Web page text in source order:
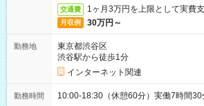
交通費 1ヶ月3万円を上限として実費
月収例 30万円～
勤務地
東京都渋谷区
渋谷駅から徒歩1分
インターネット関連
勤務時間 10:00-18:30（休憩60分）実働7時間30